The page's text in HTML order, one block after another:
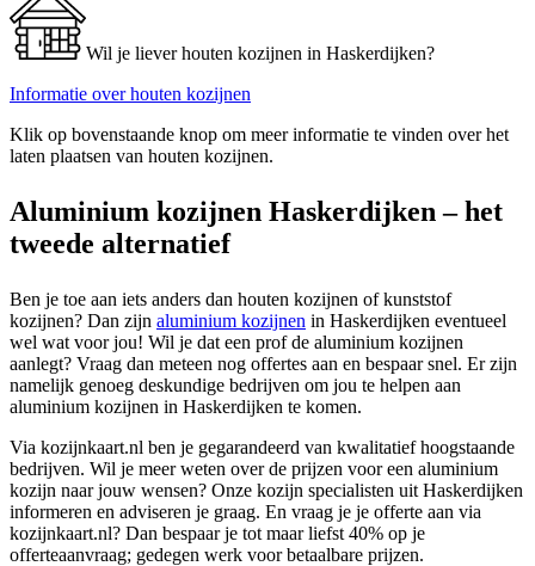
Wil je liever houten kozijnen in Haskerdijken?
Informatie over houten kozijnen
Klik op bovenstaande knop om meer informatie te vinden over het
laten plaatsen van houten kozijnen.
Aluminium kozijnen Haskerdijken – het
tweede alternatief
Ben je toe aan iets anders dan houten kozijnen of kunststof
kozijnen? Dan zijn aluminium kozijnen in Haskerdijken eventueel
wel wat voor jou! Wil je dat een prof de aluminium kozijnen
aanlegt? Vraag dan meteen nog offertes aan en bespaar snel. Er zijn
namelijk genoeg deskundige bedrijven om jou te helpen aan
aluminium kozijnen in Haskerdijken te komen.
Via kozijnkaart.nl ben je gegarandeerd van kwalitatief hoogstaande
bedrijven. Wil je meer weten over de prijzen voor een aluminium
kozijn naar jouw wensen? Onze kozijn specialisten uit Haskerdijken
informeren en adviseren je graag. En vraag je je offerte aan via
kozijnkaart.nl? Dan bespaar je tot maar liefst 40% op je
offerteaanvraag; gedegen werk voor betaalbare prijzen.